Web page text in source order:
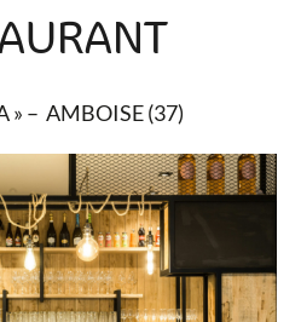
» – AMBOISE (37)